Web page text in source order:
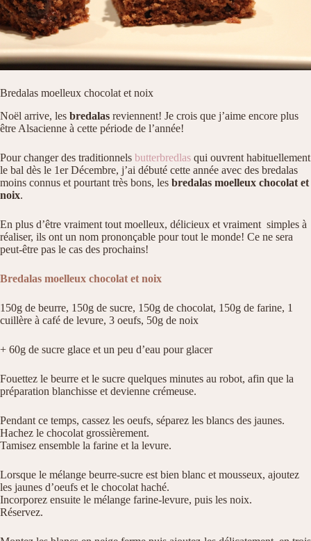
Bredalas moelleux chocolat et noix
Noël arrive, les bredalas reviennent! Je crois que j’aime encore plus
être Alsacienne à cette période de l’année!
Pour changer des traditionnels butterbredlas qui ouvrent habituellement
le bal dès le 1er Décembre, j’ai débuté cette année avec des bredalas
moins connus et pourtant très bons, les bredalas moelleux chocolat et
noix.
En plus d’être vraiment tout moelleux, délicieux et vraiment simples à
réaliser, ils ont un nom prononçable pour tout le monde! Ce ne sera
peut-être pas le cas des prochains!
Bredalas moelleux chocolat et noix
150g de beurre, 150g de sucre, 150g de chocolat, 150g de farine, 1
cuillère à café de levure, 3 oeufs, 50g de noix
+ 60g de sucre glace et un peu d’eau pour glacer
Fouettez le beurre et le sucre quelques minutes au robot, afin que la
préparation blanchisse et devienne crémeuse.
Pendant ce temps, cassez les oeufs, séparez les blancs des jaunes.
Hachez le chocolat grossièrement.
Tamisez ensemble la farine et la levure.
Lorsque le mélange beurre-sucre est bien blanc et mousseux, ajoutez
les jaunes d’oeufs et le chocolat haché.
Incorporez ensuite le mélange farine-levure, puis les noix.
Réservez.